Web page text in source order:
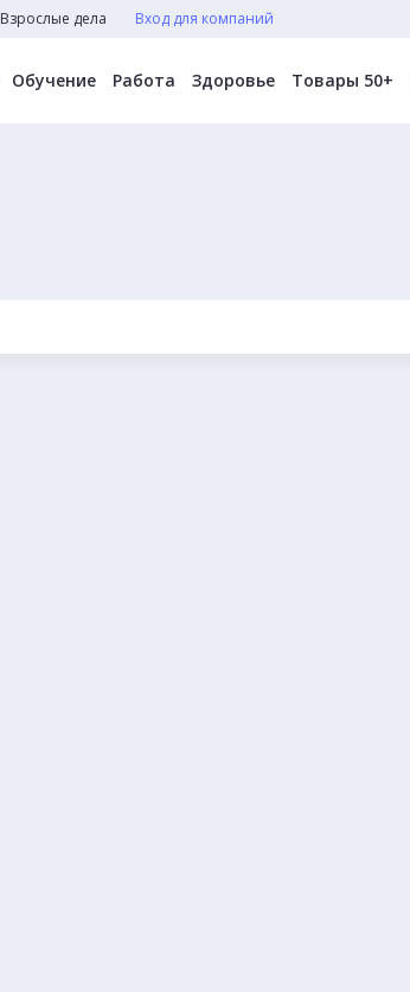
Взрослые дела Вход для компаний
Обучение Работа Здоровье Товары 50+